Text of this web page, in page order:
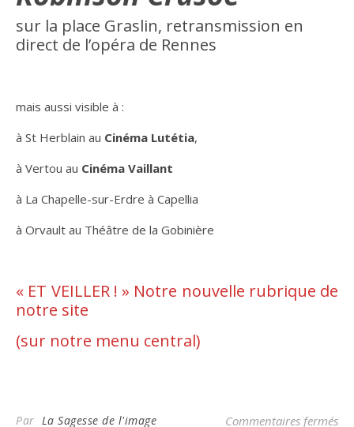
sur la place Graslin, retransmission en
direct de l’opéra de Rennes
mais aussi visible à :
à St Herblain au Cinéma Lutétia,
à Vertou au Cinéma Vaillant
à La Chapelle-sur-Erdre à Capellia
à Orvault au Théâtre de la Gobinière
« ET VEILLER ! » Notre nouvelle rubrique de
notre site
(sur notre menu central)
Par La Sagesse de l'image Commentaires fermés